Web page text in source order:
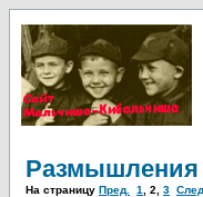
Размышления
На страницу Пред. 1 2 3 След.